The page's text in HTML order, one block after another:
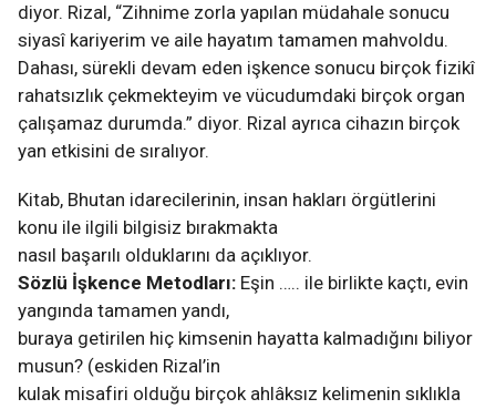
diyor. Rizal, “Zihnime zorla yapılan müdahale sonucu
siyasî kariyerim ve aile hayatım tamamen mahvoldu.
Dahası, sürekli devam eden işkence sonucu birçok fizikî
rahatsızlık çekmekteyim ve vücudumdaki birçok organ
çalışamaz durumda.” diyor. Rizal ayrıca cihazın birçok
yan etkisini de sıralıyor.
Kitab, Bhutan idarecilerinin, insan hakları örgütlerini
konu ile ilgili bilgisiz bırakmakta
nasıl başarılı olduklarını da açıklıyor.
Sözlü İşkence Metodları: Eşin ….. ile birlikte kaçtı, evin
yangında tamamen yandı,
buraya getirilen hiç kimsenin hayatta kalmadığını biliyor
musun? (eskiden Rizal’in
kulak misafiri olduğu birçok ahlâksız kelimenin sıklıkla